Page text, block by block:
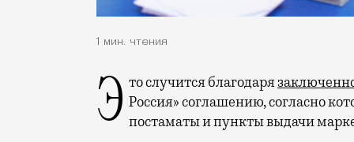
1 мин. чтения
Это случится благодаря
Россия» соглашению, согласно
постаматы и пункты выдачи